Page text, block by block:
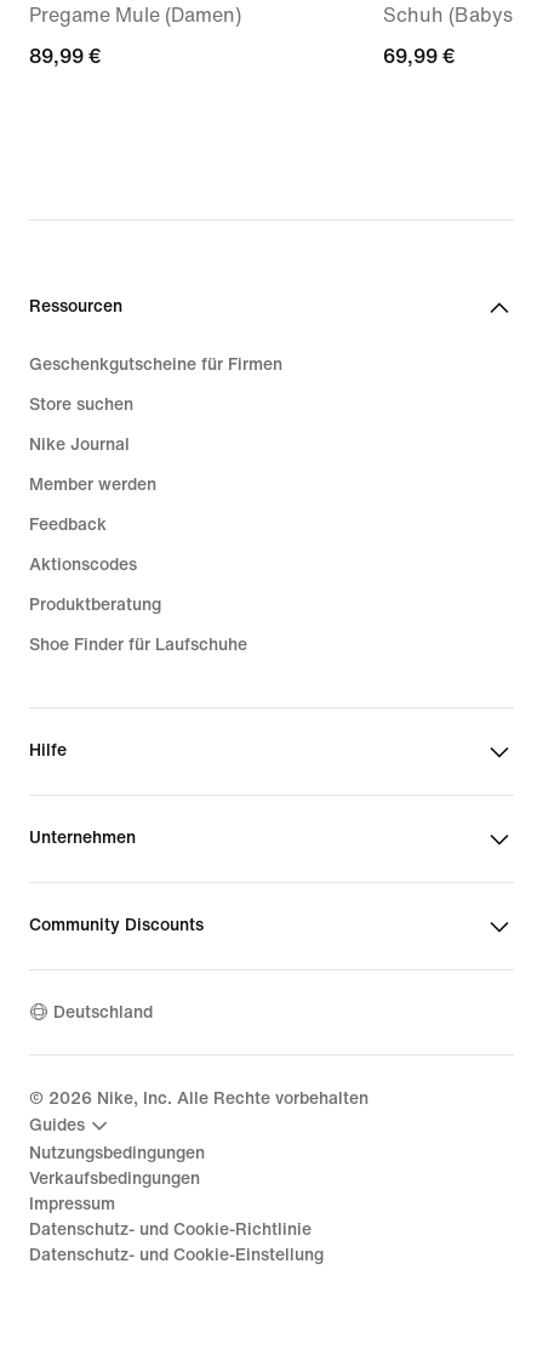
Pregame Mule (Damen)
89,99 €
89,99 €
Schuh (Babys,
69,99 €
69,99 €
Ressourcen
Geschenkgutscheine für Firmen
Store suchen
Nike Journal
Member werden
Feedback
Aktionscodes
Produktberatung
Shoe Finder für Laufschuhe
Hilfe
Unternehmen
Community Discounts
Deutschland
© 2026 Nike, Inc. Alle Rechte vorbehalten
Guides
Nutzungsbedingungen
Verkaufsbedingungen
Impressum
Datenschutz- und Cookie-Richtlinie
Datenschutz- und Cookie-Einstellung